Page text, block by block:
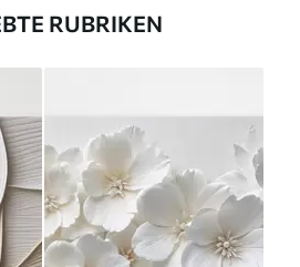
RUBRIKEN